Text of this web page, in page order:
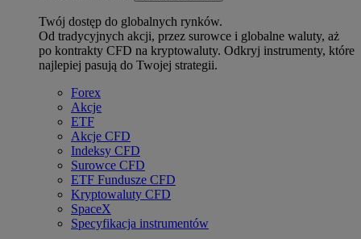
Twój dostęp do globalnych rynków.
Od tradycyjnych akcji, przez surowce i globalne waluty, aż
po kontrakty CFD na kryptowaluty. Odkryj instrumenty, które
najlepiej pasują do Twojej strategii.
Forex
Akcje
ETF
Akcje CFD
Indeksy CFD
Surowce CFD
ETF Fundusze CFD
Kryptowaluty CFD
SpaceX
Specyfikacja instrumentów